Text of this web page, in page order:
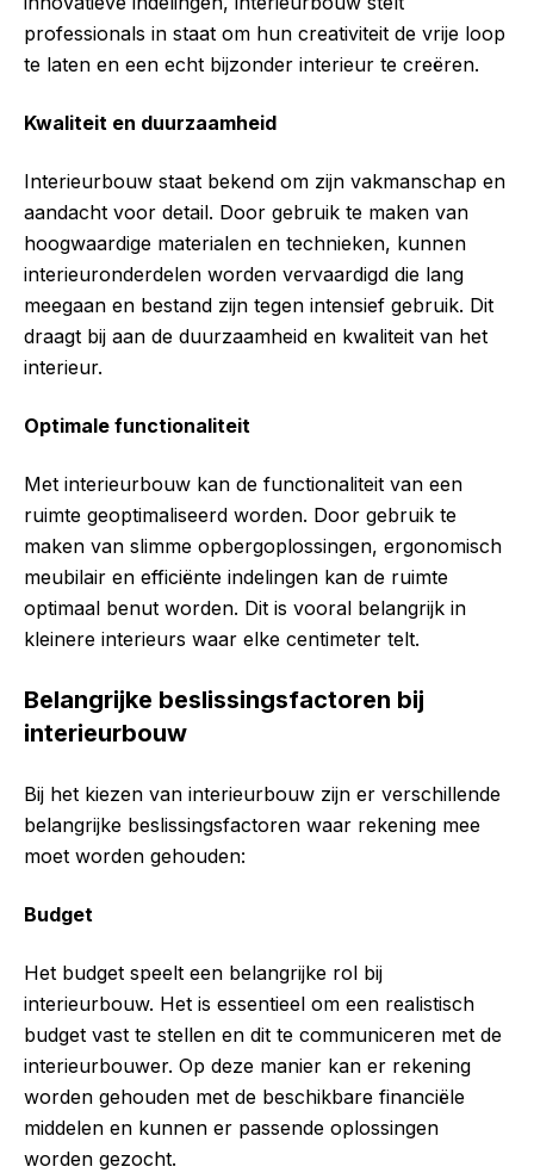
professionals in staat om hun creativiteit de vrije loop
te laten en een echt bijzonder interieur te creëren.
Kwaliteit en duurzaamheid
Interieurbouw staat bekend om zijn vakmanschap en
aandacht voor detail. Door gebruik te maken van
hoogwaardige materialen en technieken, kunnen
interieuronderdelen worden vervaardigd die lang
meegaan en bestand zijn tegen intensief gebruik. Dit
draagt bij aan de duurzaamheid en kwaliteit van het
interieur.
Optimale functionaliteit
Met interieurbouw kan de functionaliteit van een
ruimte geoptimaliseerd worden. Door gebruik te
maken van slimme opbergoplossingen, ergonomisch
meubilair en efficiënte indelingen kan de ruimte
optimaal benut worden. Dit is vooral belangrijk in
kleinere interieurs waar elke centimeter telt.
Belangrijke beslissingsfactoren bij
interieurbouw
Bij het kiezen van interieurbouw zijn er verschillende
belangrijke beslissingsfactoren waar rekening mee
moet worden gehouden:
Budget
Het budget speelt een belangrijke rol bij
interieurbouw. Het is essentieel om een realistisch
budget vast te stellen en dit te communiceren met de
interieurbouwer. Op deze manier kan er rekening
worden gehouden met de beschikbare financiële
middelen en kunnen er passende oplossingen
worden gezocht.